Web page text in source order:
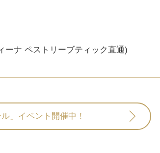
ナ ペストリーブティック直通)
」イベント開催中！